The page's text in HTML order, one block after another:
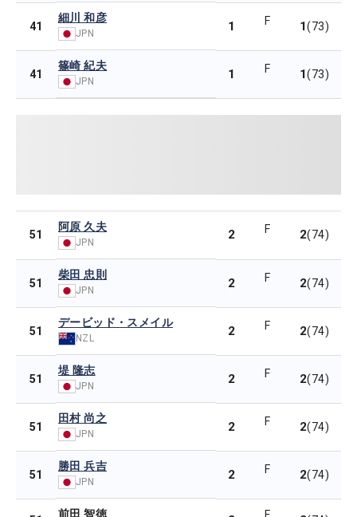
41
細川 和彦
JPN 1 F 1(73)
41
篠崎 紀夫
JPN 1 F 1(73)
51
阿原 久夫
JPN
2 F 2(74)
51
柴田 忠則
JPN 2 F 2(74)
51
デービッド・スメイル
NZL 2 F 2(74)
51
堤 隆志
JPN 2 F 2(74)
51
田村 尚之
JPN 2 F 2(74)
51
勝田 兵吉
JPN 2 F 2(74)
前田 智徳